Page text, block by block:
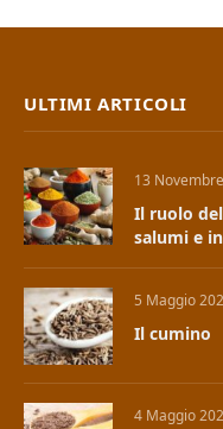
ULTIMI ARTICOLI
13
Il ruolo
salumi e
5 Maggio
Il cumino
4 Maggio